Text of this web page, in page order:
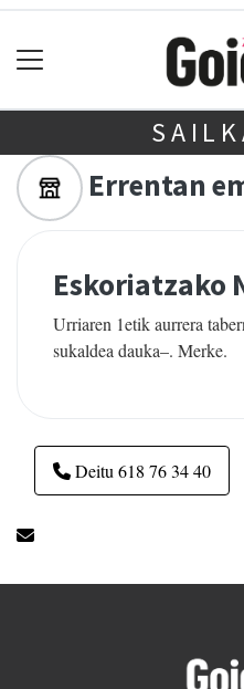
Errentan
Eskoriatzako
Urriaren 1etik aurrera
sukaldea dauka–. Merke.
Deitu 618 76 34 40